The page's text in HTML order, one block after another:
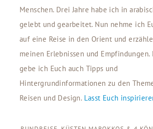
Menschen. Drei Jahre habe ich in
gelebt und gearbeitet. Nun nehme ich
auf eine Reise in den Orient und
meinen Erlebnissen und Empfindungen.
gebe ich Euch auch Tipps und
Hintergrundinformationen zu den
Reisen und Design. Lasst Euch